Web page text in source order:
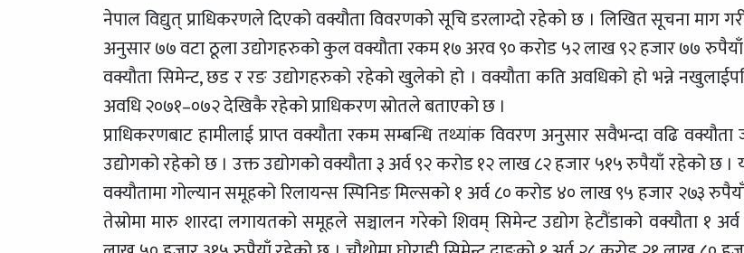
नेपाल विद्युत् प्राधिकरणले दिएको वक्यौता विवरणको सूचि डरलाग्दो रहेको छ । लिखित सूचना माग गरी
अनुसार ७७ वटा ठूला उद्योगहरुको कुल वक्यौता रकम १७ अरव ९० करोड ५२ लाख ९२ हजार ७७
वक्यौता सिमेन्ट, छड र रङ उद्योगहरुको रहेको खुलेको हो । वक्यौता कति अवधिको हो भन्ने
अवधि २०७१–०७२ देखिकै रहेको प्राधिकरण स्रोतले बताएको छ ।
प्राधिकरणबाट हामीलाई प्राप्त वक्यौता रकम सम्बन्धि तथ्यांक विवरण अनुसार सवैभन्दा वढि वक्यौता
उद्योगको रहेको छ । उक्त उद्योगको वक्यौता ३ अर्व ९२ करोड १२ लाख ८२ हजार ५१५ रुपैयाँ रहेको छ ।
वक्यौतामा गोल्यान समूहको रिलायन्स स्पिनिङ मिल्सको १ अर्व ८० करोड ४० लाख ९५ हजार २७३
तेस्रोमा मारु शारदा लगायतको समूहले सञ्चालन गरेको शिवम् सिमेन्ट उद्योग हेटौंडाको वक्यौता १